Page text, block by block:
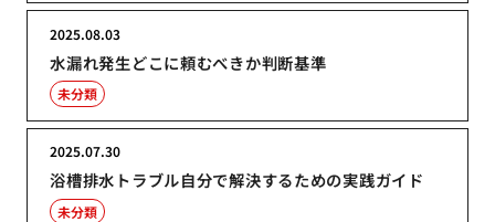
水漏れ発生どこに頼むべきか判断基準
2025.08.03
未分類
浴槽排水トラブル自分で解決するための実践ガイド
2025.07.30
未分類